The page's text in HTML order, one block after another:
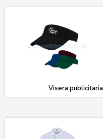
Visera publicitaria